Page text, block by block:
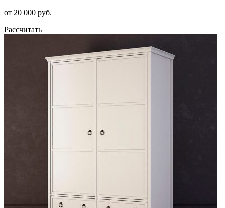
от 20 000 руб.
Рассчитать